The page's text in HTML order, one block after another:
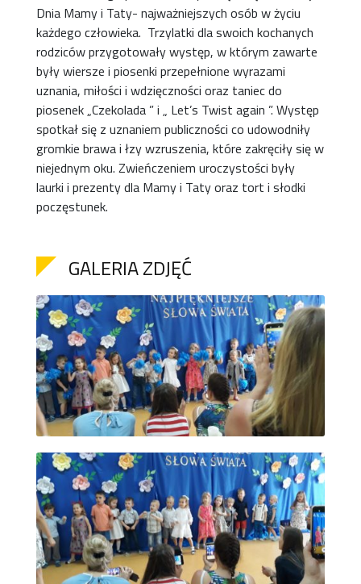
Dnia Mamy i Taty- najważniejszych osób w życiu
każdego człowieka. Trzylatki dla swoich kochanych
rodziców przygotowały występ, w którym zawarte
były wiersze i piosenki przepełnione wyrazami
uznania, miłości i wdzięczności oraz taniec do
piosenek „Czekolada ” i „ Let’s Twist again ”. Występ
spotkał się z uznaniem publiczności co udowodniły
gromkie brawa i łzy wzruszenia, które zakręciły się w
niejednym oku. Zwieńczeniem uroczystości były
laurki i prezenty dla Mamy i Taty oraz tort i słodki
poczęstunek.
GALERIA ZDJĘĆ